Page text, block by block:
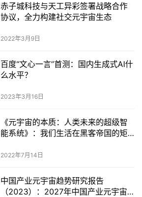
赤子城科技与天工异彩签署战略合作
协议，全力构建社交元宇宙生态
2022年3月9日
百度“文心一言”首测：国内生成式AI什
么水平？
2023年3月16日
《元宇宙的本质：人类未来的超级智
能系统》：我们生活在黑客帝国的矩
2022年7月14日
中国产业元宇宙趋势研究报告
（2023）：2027年中国产业元宇宙